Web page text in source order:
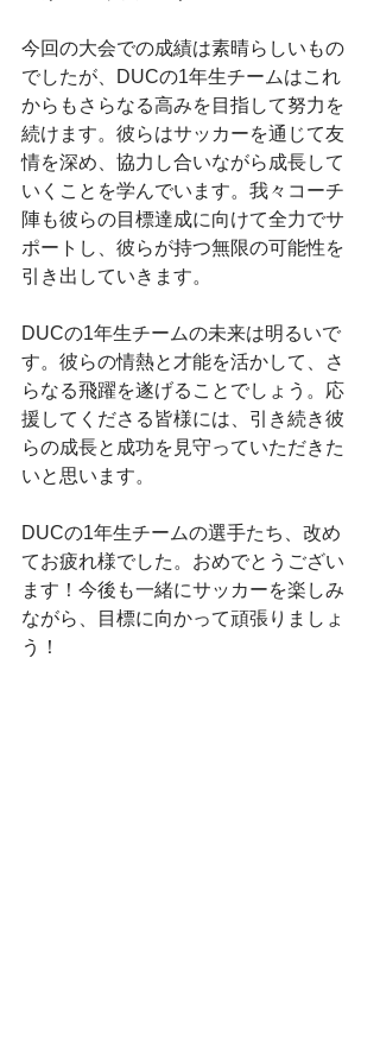
今回の大会での成績は素晴らしいもの
でしたが、DUCの1年生チームはこれ
からもさらなる高みを目指して努力を
続けます。彼らはサッカーを通じて友
情を深め、協力し合いながら成長して
いくことを学んでいます。我々コーチ
陣も彼らの目標達成に向けて全力でサ
ポートし、彼らが持つ無限の可能性を
引き出していきます。
DUCの1年生チームの未来は明るいで
す。彼らの情熱と才能を活かして、さ
らなる飛躍を遂げることでしょう。応
援してくださる皆様には、引き続き彼
らの成長と成功を見守っていただきた
いと思います。
DUCの1年生チームの選手たち、改め
てお疲れ様でした。おめでとうござい
ます！今後も一緒にサッカーを楽しみ
ながら、目標に向かって頑張りましょ
う！